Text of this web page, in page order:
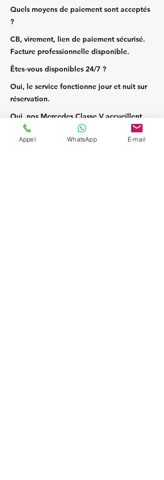
Quels moyens de paiement sont acceptés
?
CB, virement, lien de paiement sécurisé.
Facture professionnelle disponible.
Êtes‑vous disponibles 24/7 ?
Oui, le service fonctionne jour et nuit sur
réservation.
Oui, nos Mercedes Classe V accueillent
jusqu’à 7 passagers et leurs bagages.
Appel WhatsApp E-mail